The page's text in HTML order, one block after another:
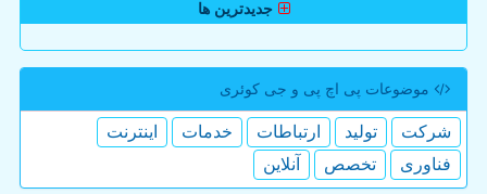
جدیدترین ها
موضوعات پی اچ پی و جی كوئری
شركت تولید ارتباطات خدمات
اینترنت
فناوری
تخصص آنلاین